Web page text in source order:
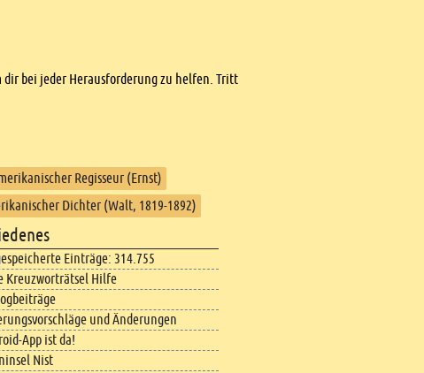
dir bei jeder Herausforderung zu helfen. Tritt
Regisseur (Ernst)
Dichter (Walt, 1819-1892)
Einträge: 314.755
Kreuzworträtsel Hilfe
und Änderungen
App ist da!
Nist